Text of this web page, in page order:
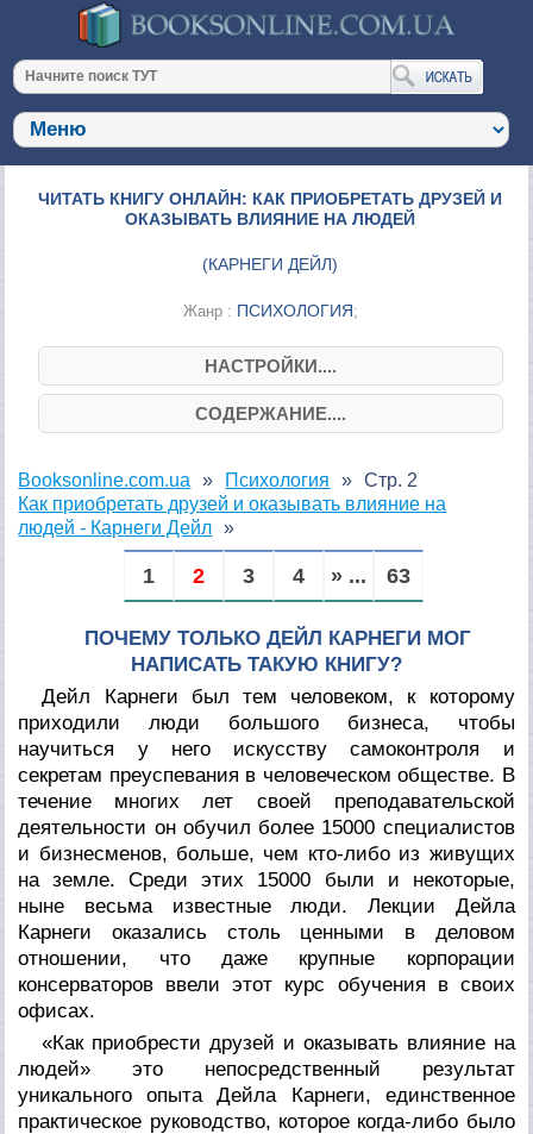
ЧИТАТЬ КНИГУ ОНЛАЙН: КАК ПРИОБРЕТАТЬ ДРУЗЕЙ И
ОКАЗЫВАТЬ ВЛИЯНИЕ НА ЛЮДЕЙ
(КАРНЕГИ ДЕЙЛ)
Жанр : ПСИХОЛОГИЯ;
НАСТРОЙКИ....
СОДЕРЖАНИЕ....
Booksonline.com.ua
Психология
Как приобретать друзей и оказывать влияние на
людей - Карнеги Дейл
Стр. 2
1 2 3 4 » ... 63
ПОЧЕМУ ТОЛЬКО ДЕЙЛ КАРНЕГИ МОГ
НАПИСАТЬ ТАКУЮ КНИГУ?
Дейл Карнеги был тем человеком, к которому
приходили люди большого бизнеса, чтобы
научиться у него искусству самоконтроля и
секретам преуспевания в человеческом обществе. В
течение многих лет своей преподавательской
деятельности он обучил более 15000 специалистов
и бизнесменов, больше, чем кто-либо из живущих
на земле. Среди этих 15000 были и некоторые,
ныне весьма известные люди. Лекции Дейла
Карнеги оказались столь ценными в деловом
отношении, что даже крупные корпорации
консерваторов ввели этот курс обучения в своих
офисах.
«Как приобрести друзей и оказывать влияние на
людей» это непосредственный результат
уникального опыта Дейла Карнеги, единственное
практическое руководство, которое когда-либо было